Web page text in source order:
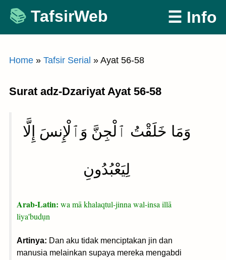
Skip
content
TafsirWeb ☰ Info
Home » Tafsir Serial » Ayat 56-58
Surat adz-Dzariyat Ayat 56-58
وَمَا خَلَقْتُ ٱلْجِنَّ وَٱلْإِنسَ إِلَّا
لِيَعْبُدُونِ
Arab-Latin: wa mā khalaqtul-jinna wal-insa illā
liya'budụn
Artinya: Dan aku tidak menciptakan jin dan
manusia melainkan supaya mereka mengabdi